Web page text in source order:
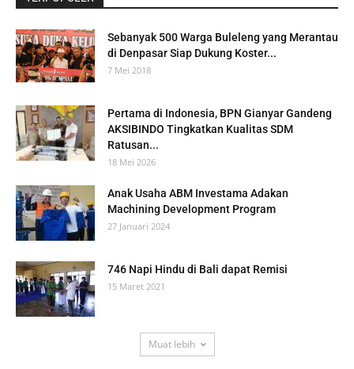
Sebanyak 500 Warga Buleleng yang Merantau
di Denpasar Siap Dukung Koster...
7 Mei 2018
Pertama di Indonesia, BPN Gianyar Gandeng
AKSIBINDO Tingkatkan Kualitas SDM
Ratusan...
18 Mei 2026
Anak Usaha ABM Investama Adakan
Machining Development Program
27 Januari 2024
746 Napi Hindu di Bali dapat Remisi
15 Maret 2021
Muat lebih